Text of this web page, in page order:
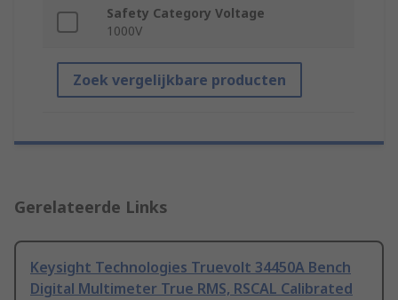
Safety Category Voltage
1000V
Zoek vergelijkbare producten
Gerelateerde Links
Keysight Technologies Truevolt 34450A Bench
Digital Multimeter True RMS, RSCAL Calibrated